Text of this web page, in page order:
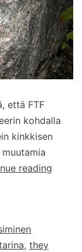
että FTF
kohdalla
kinkkisen
reading
, they